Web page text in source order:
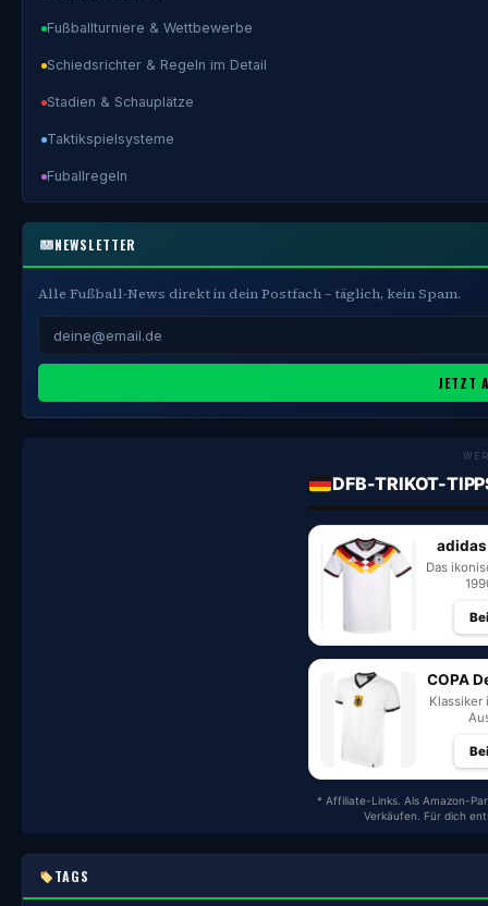
Fußballturniere & Wettbewerbe
Schiedsrichter & Regeln im Detail
Stadien & Schauplätze
Taktikspielsysteme
Fuballregeln
NEWSLETTER
Alle Fußball-News direkt in dein Postfach – täglich, kein Spam.
JETZT
DFB-TRIKOT-
Das
COPA
Klassiker
* Affiliate-Links. Als Amazon-
Verkäufen. Für dich
TAGS